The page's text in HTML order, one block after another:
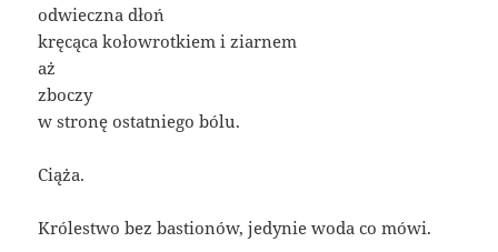
odwieczna dłoń
kręcąca kołowrotkiem i ziarnem
aż
zboczy
w stronę ostatniego bólu.
Ciąża.
Królestwo bez bastionów, jedynie woda co mówi.